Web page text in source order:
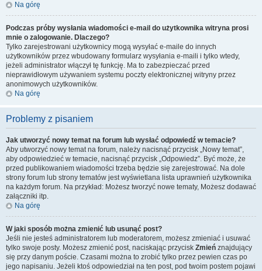
Na górę
Podczas próby wysłania wiadomości e-mail do użytkownika witryna prosi
mnie o zalogowanie. Dlaczego?
Tylko zarejestrowani użytkownicy mogą wysyłać e-maile do innych
użytkowników przez wbudowany formularz wysyłania e-maili i tylko wtedy,
jeżeli administrator włączył tę funkcję. Ma to zabezpieczać przed
nieprawidłowym używaniem systemu poczty elektronicznej witryny przez
anonimowych użytkowników.
Na górę
Problemy z pisaniem
Jak utworzyć nowy temat na forum lub wysłać odpowiedź w temacie?
Aby utworzyć nowy temat na forum, należy nacisnąć przycisk „Nowy temat”,
aby odpowiedzieć w temacie, nacisnąć przycisk „Odpowiedz”. Być może, że
przed publikowaniem wiadomości trzeba będzie się zarejestrować. Na dole
strony forum lub strony tematów jest wyświetlana lista uprawnień użytkownika
na każdym forum. Na przykład: Możesz tworzyć nowe tematy, Możesz dodawać
załączniki itp.
Na górę
W jaki sposób można zmienić lub usunąć post?
Jeśli nie jesteś administratorem lub moderatorem, możesz zmieniać i usuwać
tylko swoje posty. Możesz zmienić post, naciskając przycisk Zmień znajdujący
się przy danym poście. Czasami można to zrobić tylko przez pewien czas po
jego napisaniu. Jeżeli ktoś odpowiedział na ten post, pod twoim postem pojawi